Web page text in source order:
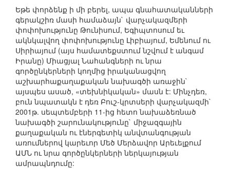
Եթե փորձենք ի մի բերել, ապա գնահատականների
գերակշիռ մասի համաձայն` վարչակազմերի
փոփոխությունը Թունիսում, Եգիպտոսում եւ
ակնկալվող փոփոխությունը Լիբիայում, Եմենում ու
Սիրիայում (այս համատեքստում նշվում է անգամ
Իրանը) Միացյալ Նահանգների ու նրա
գործընկերների կողմից իրականացվող
աշխարհաքաղաքական նախագծի առաջին`
այսպես ասած, «տեխնիկական» մասն է: Մինչդեռ,
բուն նպատակն է դեռ Բուշ-կրտսերի վարչակազմի`
2001թ. սեպտեմբերի 11-ից հետո նախաձեռնած
նախագծի շարունակությունը` միջազգային
քաղաքական ու էներգետիկ անվտանգության
առումներով կարեւոր Մեծ Մերձավոր Արեւելքում
ԱՄՆ ու նրա գործընկերների ներկայության
ամրապնդումը: